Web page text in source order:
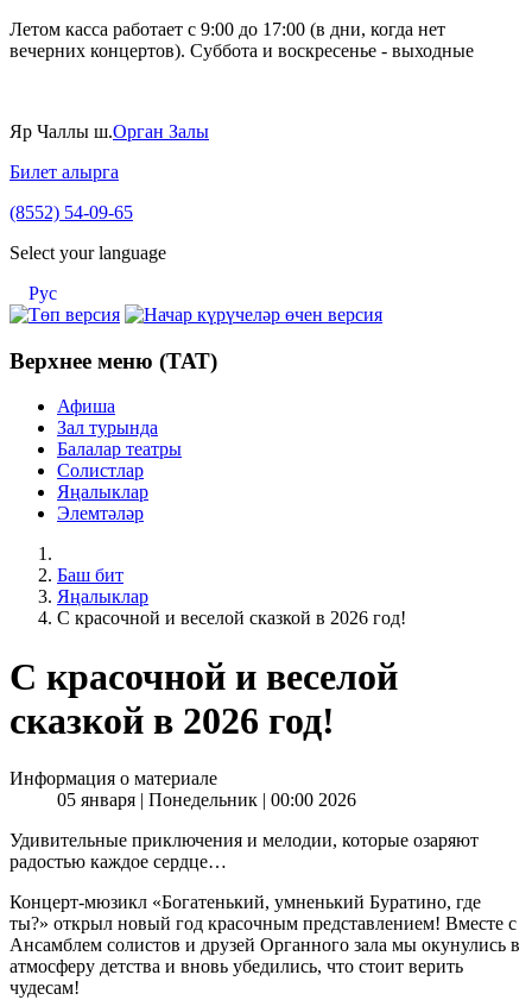
Летом касса работает с 9:00 до 17:00 (в дни, когда нет
вечерних концертов). Суббота и воскресенье - выходные
Яр Чаллы ш.Орган Залы
Билет алырга
(8552) 54-09-65
Select your language
Рус
Верхнее меню (ТАТ)
Афиша
Зал турында
Балалар театры
Солистлар
Яңалыклар
Элемтәләр
Баш бит
Яңалыклар
С красочной и веселой сказкой в 2026 год!
С красочной и веселой
сказкой в 2026 год!
Информация о материале
05 января | Понедельник | 00:00 2026
Удивительные приключения и мелодии, которые озаряют
радостью каждое сердце…
Концерт-мюзикл «Богатенький, умненький Буратино, где
ты?» открыл новый год красочным представлением! Вместе с
Ансамблем солистов и друзей Органного зала мы окунулись в
атмосферу детства и вновь убедились, что стоит верить
чудесам!